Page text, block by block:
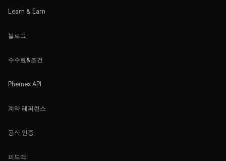
Learn & Earn
블로그
수수료&조건
Phemex API
계약 레퍼런스
공식 인증
피드백